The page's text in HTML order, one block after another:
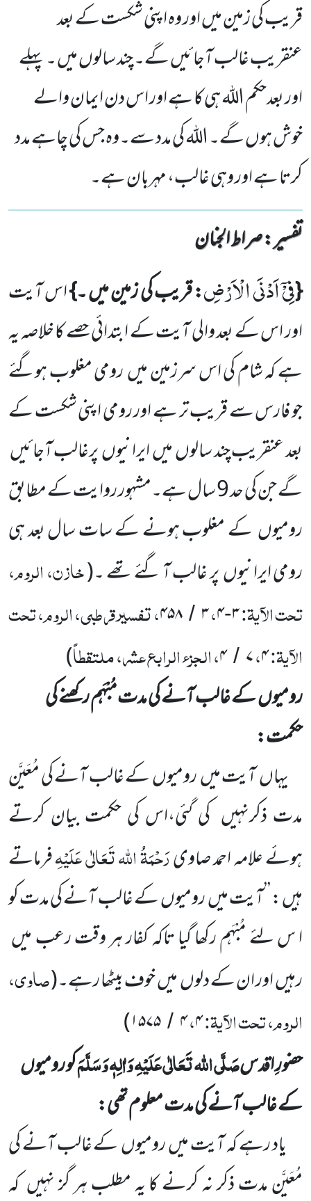
قریب کی زمین میں اور وہ اپنی شکست کے بعد
عنقریب غالب آجائیں گے۔ چند سالوں میں ۔ پہلے
اور بعدحکم الله ہی کا ہے اور اس دن ایمان والے
خوش ہوں گے۔ الله کی مدد سے۔وہ جس کی چاہے مدد
کرتا ہے اور وہی غالب، مہربان ہے۔
تفسیر : ‎صراط الجنان
{فِیْۤ اَدْنَى الْاَرْضِ: قریب کی زمین میں ۔}اس آیت
اور اس کے بعد والی آیت کے ابتدائی حصے کا خلاصہ یہ
ہے کہ شام کی اس سرزمین میںرومی مغلوب ہوگئے
جو فارس سے قریب تر ہے اور رومی اپنی شکست کے
بعد عنقریب چند سالوںمیںایرانیوںپرغالب آجائیں
گے جن کی حد9سال ہے۔مشہور روایت کے مطابق
رومیوںکے مغلوب ہونے کے سات سال بعد ہی
رومی ایرانیوںپر غالب آ گئے تھے ۔(خازن، الروم،
تحت الآیۃ:۳-۴،۳ / ۴۵۸، تفسیر قرطبی، الروم، تحت
الآیۃ:۴،۷ /۴، الجزء الرابع عشر، ملتقطاً)
رومیوںکے غالب آنے کی مدت مُبْہَم رکھنے کی
حکمت:
یہاںآیت میںرومیوںکے غالب آنے کی مُعَیَّن
مدت ذکرنہیں کی گئی،اس کی حکمت بیان کرتے
ہوئے علامہاحمد صاویرَحْمَۃُ اللہ تَعَالٰی عَلَیْہِفرماتے
ہیں : ’’آیت میںرومیوںکے غالب آنے کی مدت کو
ا س لئے مُبْہَم رکھا گیا تاکہ کفارہر وقت رعب میں
رہیںاور ان کے دلوںمیںخوف بیٹھا رہے۔(صاوی،
الروم، تحت الآیۃ:۴،۴ / ۱۵۷۵)
حضورِ اقدسصَلَّی اللہ تَعَالٰی عَلَیْہِ وَاٰلِہٖ وَسَلَّمَکو رومیوں
کے غالب آنے کی مدت معلوم تھی:
یاد رہے کہ آیت میںرومیوںکے غالب آنے کی
مُعَیَّن مدت ذکر نہ کرنے کا یہ مطلب ہر گز نہیں کہ